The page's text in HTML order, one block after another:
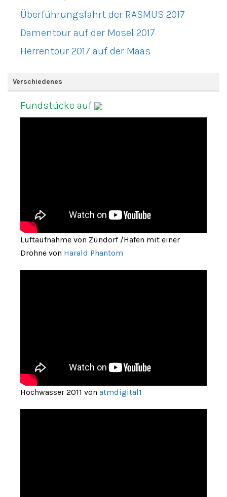
Überführungsfahrt der RASMUS 2017
Damentour auf der Mosel 2017
Herrentour 2017 auf der Maas
Verschiedenes
Fundstücke auf
Luftaufnahme von Zündorf /Hafen mit einer
Drohne von Harald Phantom
Hochwasser 2011 von atmdigital1